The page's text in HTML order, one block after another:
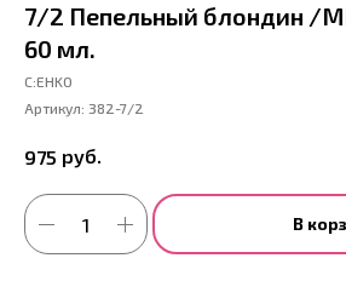
7/2 Пепельный блондин /
60 мл.
С:EHKO
Артикул: 382-7/2
975 руб.
В